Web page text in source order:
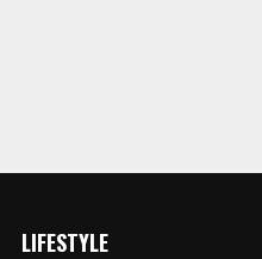
LIFESTYLE